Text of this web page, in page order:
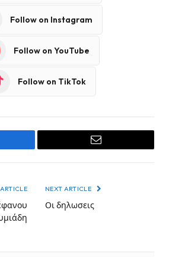
Follow on Instagram
Follow on YouTube
Follow on TikTok
Email
NEXT ARTICLE
Οι δηλωσεις